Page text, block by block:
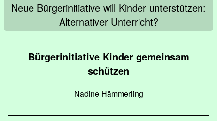
Neue Bürgerinitiative will Kinder unterstützen:
Alternativer Unterricht?
Bürgerinitiative Kinder gemeinsam
schützen
Nadine Hämmerling